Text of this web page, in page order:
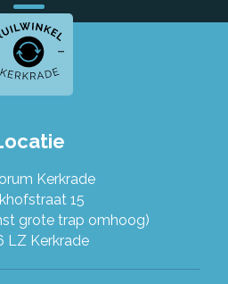
Ruilwinkel
Ruilwinkel
Kerkrade
15
grote trap omhoog)
LZ Kerkrade